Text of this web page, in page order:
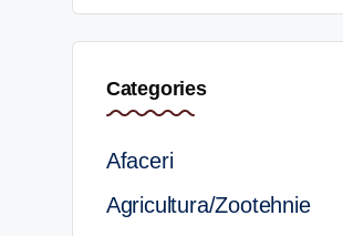
Categories
Afaceri
Agricultura/Zootehnie